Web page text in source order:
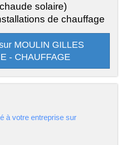
solaire)
de chauffage
MOULIN GILLES
- CHAUFFAGE
à votre entreprise sur